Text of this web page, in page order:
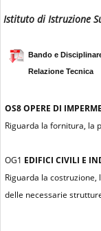
Istituto di Istruzione
Bando e
Relazione Tecnica
OS8OPERE DI
Riguarda la fornitura, la
OG1 EDIFICI CIVILI E
Riguarda la
delle necessarie